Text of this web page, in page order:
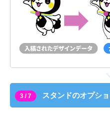
3 / 7 スタンドのオプシ